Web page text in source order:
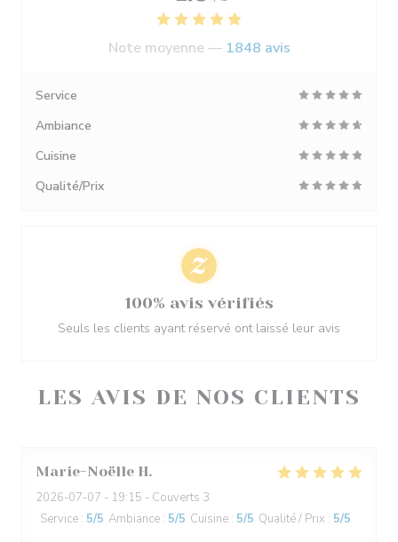
LES AVIS DE NOS CLIENTS
Marie-Noëlle H
2026-07-07 - 19:15 - Couverts 3
Service : 5/5 Ambiance : 5/5 Cuisine : 5/5 Qualité / Prix : 5/5
Note moyenne — 1848 avis
Service
Ambiance
Cuisine
Qualité/Prix
100% avis vérifiés
Seuls les clients ayant réservé ont laissé leur avis